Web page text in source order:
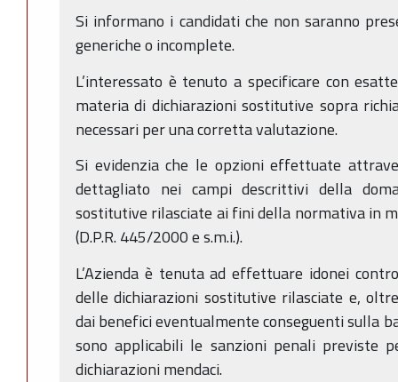
Si informano i candidati che non saranno
generiche o incomplete.
L’interessato è tenuto a specificare con
materia di dichiarazioni sostitutive sopra
necessari per una corretta valutazione.
Si evidenzia che le opzioni effettuate
dettagliato nei campi descrittivi della
sostitutive rilasciate ai fini della normativa in
(D.P.R. 445/2000 e s.m.i.).
L’Azienda è tenuta ad effettuare idonei
delle dichiarazioni sostitutive rilasciate e,
dai benefici eventualmente conseguenti sulla
sono applicabili le sanzioni penali
dichiarazioni mendaci.